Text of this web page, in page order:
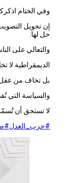
وفي الختام اذكركم
إن تحويل التصويت إلى
والتعالي على الناس لا
الديمقراطية لا تخاف
بل تخاف من عقل يظن
والسياسة التي تُقصي
لا تستحق أن تُسمّى
#حزب_العدل